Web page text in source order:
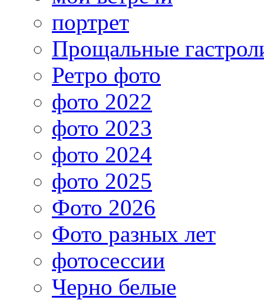
портрет
Прощальные
Ретро фото
фото 2022
фото 2023
фото 2024
фото 2025
Фото 2026
Фото разных лет
фотосессии
Черно белые